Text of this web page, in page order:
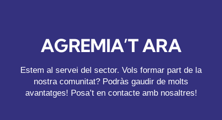
AGREMIA’T ARA
Estem al servei del sector. Vols formar part de la
nostra comunitat? Podràs gaudir de molts
avantatges! Posa’t en contacte amb nosaltres!